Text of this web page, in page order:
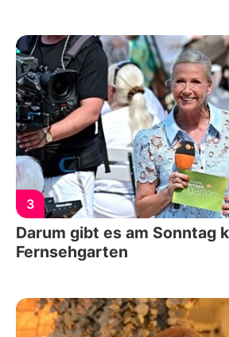
3
Darum gibt es am Sonntag
Fernsehgarten